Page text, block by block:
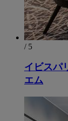
/ 5
イビスパ
エム